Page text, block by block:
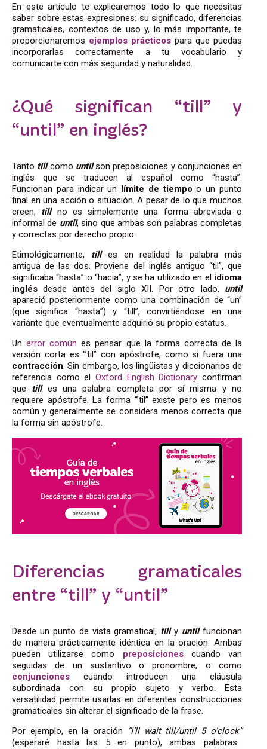
En este artículo te explicaremos todo lo que necesitas
saber sobre estas expresiones: su significado, diferencias
gramaticales, contextos de uso y, lo más importante, te
proporcionaremos ejemplos prácticos para que puedas
incorporarlas correctamente a tu vocabulario y
comunicarte con más seguridad y naturalidad.
¿Qué significan “till” y
“until” en inglés?
Tanto tillcomo until son preposiciones y conjunciones en
inglés que se traducen al español como “hasta”.
Funcionan para indicar un límite de tiempo o un punto
final en una acción o situación. A pesar de lo que muchos
creen, tillno es simplemente una forma abreviada o
informal de until, sino que ambas son palabras completas
y correctas por derecho propio.
Etimológicamente, tilles en realidad la palabra más
antigua de las dos. Proviene del inglés antiguo “til”, que
significaba “hasta” o “hacia”, y se ha utilizado en el idioma
inglés desde antes del siglo XII. Por otro lado, until
apareció posteriormente como una combinación de “un”
(que significa “hasta”) y “till”, convirtiéndose en una
variante que eventualmente adquirió su propio estatus.
Unerror común es pensar que la forma correcta de la
versión corta es “’til” con apóstrofe, como si fuera una
contracción . Sin embargo, los lingüistas y diccionarios de
referencia como el Oxford English Dictionary confirman
que
till es una palabra completa por sí misma y no
requiere apóstrofe. La forma “’til” existe pero es menos
común y generalmente se considera menos correcta que
la forma sin apóstrofe.
Diferencias gramaticales
entre “till” y “until”
Desde un punto de vista gramatical, till y until funcionan
de manera prácticamente idéntica en la oración. Ambas
pueden utilizarse como preposicionescuando van
seguidas de un sustantivo o pronombre, o como
conjunciones cuando introducen una cláusula
subordinada con su propio sujeto y verbo. Esta
versatilidad permite usarlas en diferentes construcciones
gramaticales sin alterar el significado de la frase.
Por ejemplo, en la oración “I’ll wait till/until 5 o’clock”
(esperaré hasta las 5 en punto), ambas palabras